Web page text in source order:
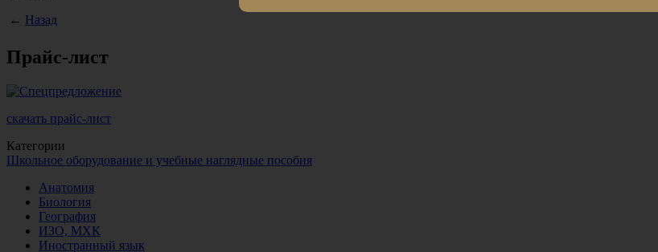
← Назад
Прайс-лист
скачать прайс-лист
Категории
Школьное оборудование и учебные наглядные пособия
Анатомия
Биология
География
ИЗО, МХК
Иностранный язык